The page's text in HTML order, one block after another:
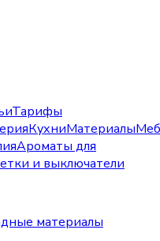
Тарифы
КухниМатериалы
Ароматы для
и выключатели
материалы